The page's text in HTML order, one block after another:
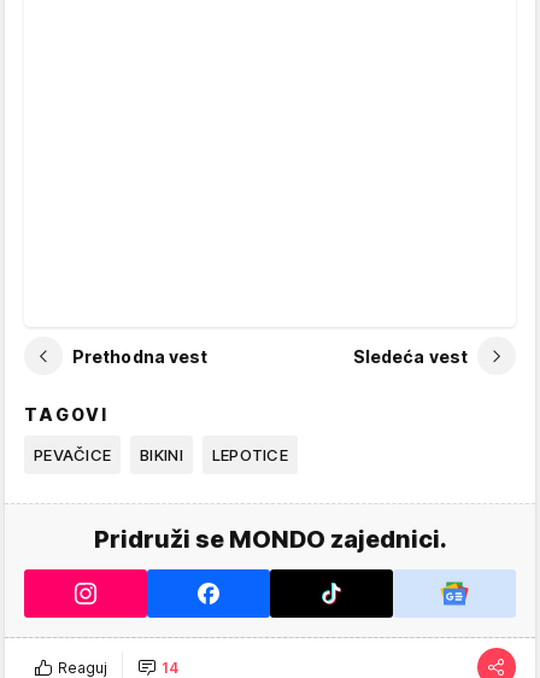
Prethodna vest Sledeća vest
TAGOVI
PEVAČICE BIKINI LEPOTICE
Pridruži se MONDO zajednici.
Reaguj 14